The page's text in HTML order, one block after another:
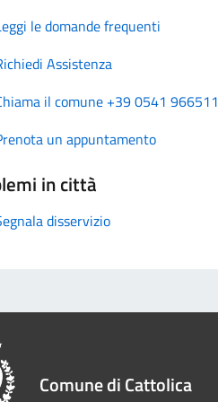
le domande frequenti
Assistenza
il comune +39 0541 966511
un appuntamento
in città
disservizio
Comune di Cattolica